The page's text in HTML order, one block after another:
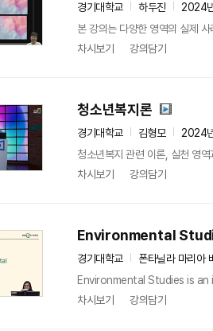
경기대학교 하두진
2024
본 강의는 다양한 영역의 실제
차시보기
강의담기
청소년복지론
경기대학교 김형모
2024
청소년복지 관련 이론, 실천 영
차시보기
강의담기
Environmental
경기대학교
폰타닐라 마리아
Environmental Studies is
차시보기
강의담기